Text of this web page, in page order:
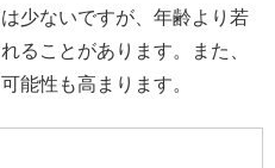
少ないですが、年齢より若
ることがあります。また、
能性も高まります。